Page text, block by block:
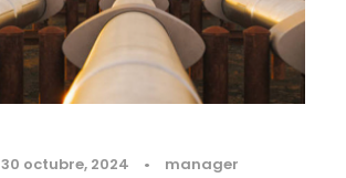
30 octubre, 2024 • manager